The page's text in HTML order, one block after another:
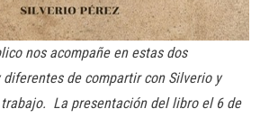
nos acompañe en estas dos
de compartir con Silverio y
La presentación del libro el 6 de